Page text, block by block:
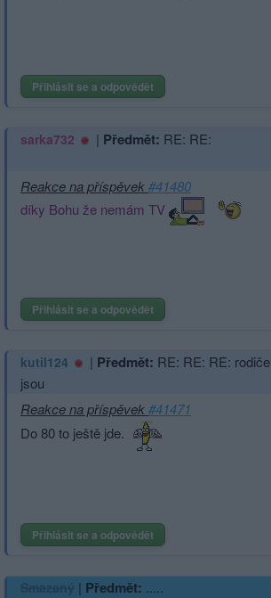
Přihlásit se a odpovědět
sarka732 | Předmět: RE: RE:
Reakce na příspěvek#41480
díky Bohu že nemám TV
Přihlásit se a odpovědět
kutil124 | Předmět: RE: RE: RE: rodiče
jsou
Reakce na příspěvek#41471
Do 80 to ještě jde.
Přihlásit se a odpovědět
Smazaný | Předmět: .....